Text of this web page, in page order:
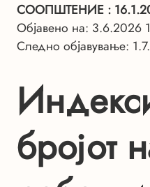
СООПШТЕНИЕ :
Објавено на: 3.6.2026
Следно објавување:
бројот